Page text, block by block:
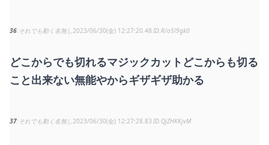
36 それでも動く名無し2023/06/30(金) 12:27:20.48 R/o5l9gk0
どこからでも切れるマジックカットどこからも切る
こと出来ない無能やからギザギザ助かる
37 それでも動く名無し2023/06/30(金) 12:27:28.83 QjZHKKjvM